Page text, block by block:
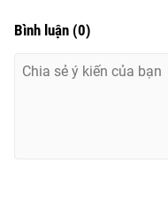
Bình luận (0)